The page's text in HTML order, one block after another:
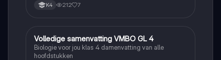
K4 212 7
Biologie
Volledige samenvatting VMBO GL 4
Biologie voor jou klas 4 damenvatting van alle
hoofdstukken